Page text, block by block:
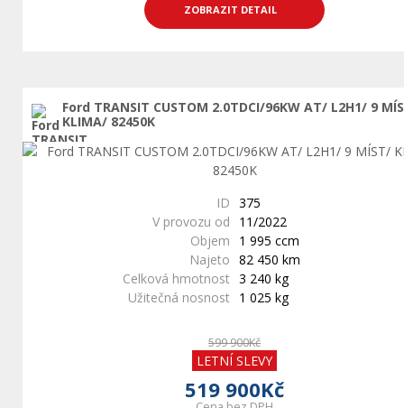
ZOBRAZIT DETAIL
Ford TRANSIT CUSTOM 2.0TDCI/96KW AT/ L2H1/ 9
KLIMA/ 82450K
ID 375
V provozu od
11/2022
Objem
1 995 ccm
Najeto 82 450 km
Celková hmotnost 3 240 kg
Užitečná nosnost
1 025 kg
599 900Kč
LETNÍ SLEVY
519 900Kč